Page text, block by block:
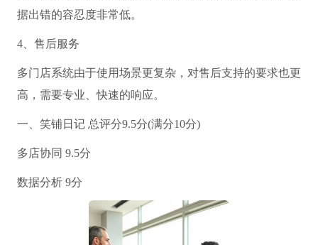
据出错的容忍度非常低。
4、售后服务
多门店系统由于使用场景更复杂，对售后支持的要求也更
高，需要专业、快速的响应。
一、笑铺日记 总评分9.5分(满分10分)
多店协同 9.5分
数据分析 9分